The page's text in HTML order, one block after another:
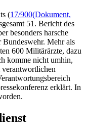
(17/900(Dokument,
51. Bericht des
besonders harsche
Bundeswehr. Mehr als
600 Militärärzte, dazu
komme nicht umhin,
verantwortlichen
erklärt. In